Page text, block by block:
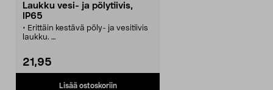
Laukku vesi- ja pölytiivis,
IP65
• Erittäin kestävä pöly- ja vesitiivis
laukku.
droonin.
• Automaattinen ilmaventtiili
tasoittaa paineen.
21,95
Lisää ostoskoriin